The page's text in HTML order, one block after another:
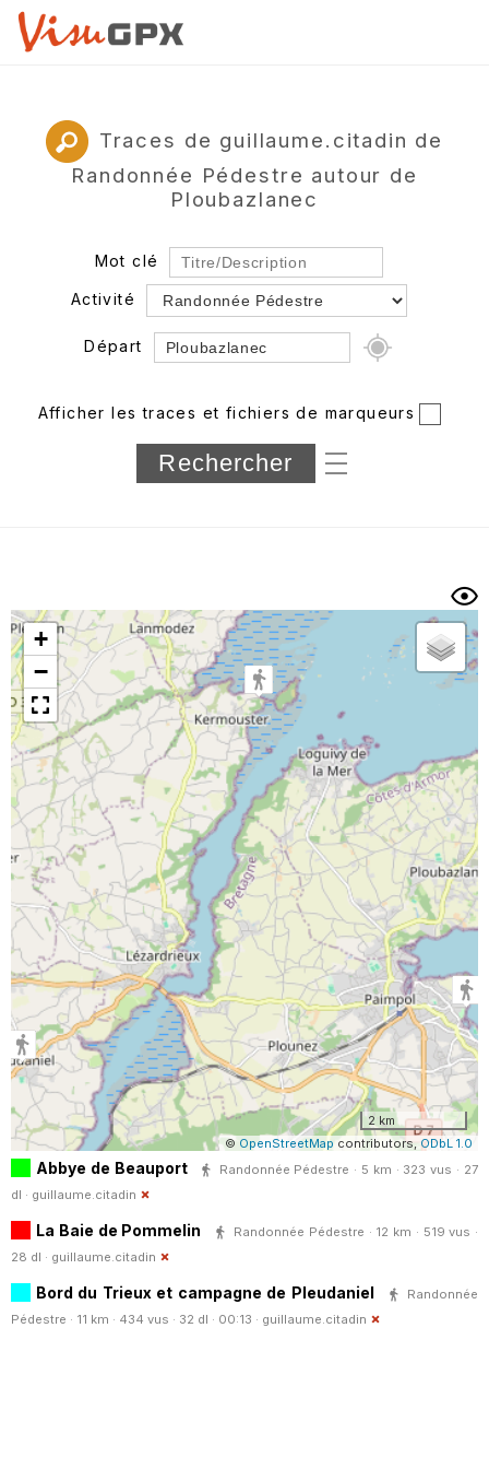
Traces de guillaume.citadin de
Randonnée Pédestre autour de
Ploubazlanec
Mot clé
Activité
Départ
Département
Longueur min/max
Trier par
Horodatage Photos
Afficher les traces et fichiers de marqueurs
+
−
2 km
© OpenStreetMap contributors, ODbL 1.0
Abbye de Beauport
Randonnée Pédestre · 5 km · 323 vus · 27
dl · guillaume.citadin
La Baie de Pommelin
Randonnée Pédestre · 12 km · 519 vus ·
28 dl · guillaume.citadin
Bord du Trieux et campagne de Pleudaniel
Randonnée
Pédestre · 11 km · 434 vus · 32 dl · 00:13 · guillaume.citadin